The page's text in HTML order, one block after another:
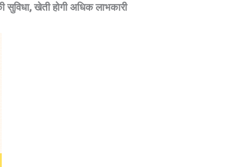
खेती होगी अधिक लाभकारी